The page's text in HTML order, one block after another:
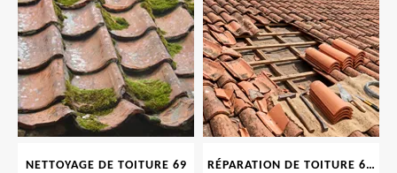
NETTOYAGE DE TOITURE 69 RÉPARATION DE TOITURE 69 RHONE, TUILES CASSÉES OU ABIMÉES